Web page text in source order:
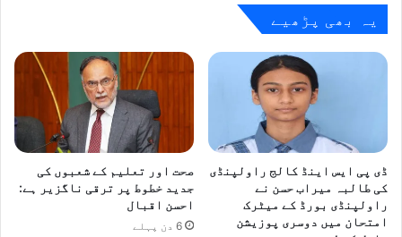
ایپ
لانچ
یہ بھی پڑھیے
ڈی پی ایس اینڈ کالج راولپنڈی
کی طالبہ میراب حسن نے
راولپنڈی بورڈ کے میٹرک
امتحان میں دوسری پوزیشن
صحت اور تعلیم کے شعبوں کی
جدید خطوط پر ترقی ناگزیر ہے:
احسن اقبال
6 دن پہلے